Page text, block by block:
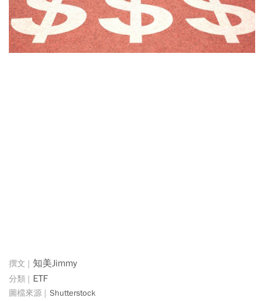
知美Jimmy
ETF
Shutterstock